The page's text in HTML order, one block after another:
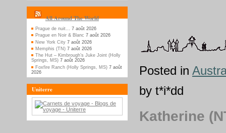
All Around The World
Prague de nuit…
7 août 2026
Prague en Noir & Blanc 7 août 2026
New York City 7 août 2026
Memphis (TN) 7 août 2026
The Hut – Kimbrough’s Juke Joint (Holly
Springs, MS) 7 août 2026
Foxfire Ranch (Holly Springs, MS) 7 août
2026
Uniterre
Posted in
by t*i*dd
Katherine